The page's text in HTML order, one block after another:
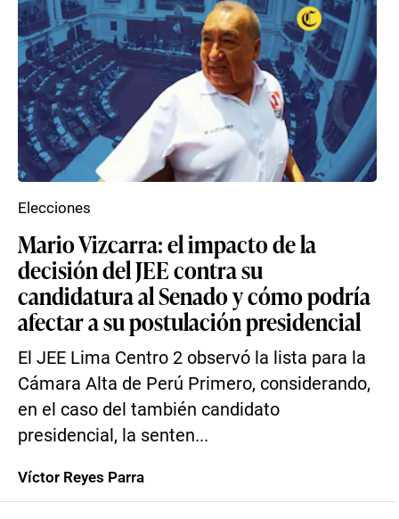
Mario Vizcarra: el impacto de la
decisión del JEE contra su
candidatura al Senado y cómo podría
afectar a su postulación presidencial
El JEE Lima Centro 2 observó la lista para la
Cámara Alta de Perú Primero, considerando,
en el caso del también candidato
presidencial, la senten...
Elecciones
Víctor Reyes Parra